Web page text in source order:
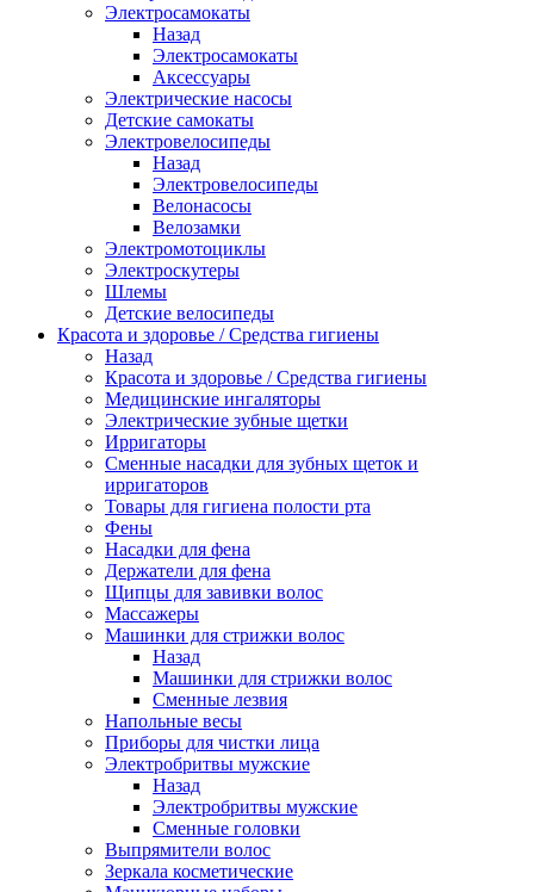
Электросамокаты
Назад
Электросамокаты
Аксессуары
Электрические насосы
Детские самокаты
Электровелосипеды
Назад
Электровелосипеды
Велонасосы
Велозамки
Электромотоциклы
Электроскутеры
Шлемы
Детские велосипеды
Красота и здоровье / Средства гигиены
Назад
Красота и здоровье / Средства гигиены
Медицинские ингаляторы
Электрические зубные щетки
Ирригаторы
Сменные насадки для зубных щеток и
ирригаторов
Товары для гигиена полости рта
Фены
Насадки для фена
Держатели для фена
Щипцы для завивки волос
Массажеры
Машинки для стрижки волос
Назад
Машинки для стрижки волос
Сменные лезвия
Напольные весы
Приборы для чистки лица
Электробритвы мужские
Назад
Электробритвы мужские
Сменные головки
Выпрямители волос
Зеркала косметические